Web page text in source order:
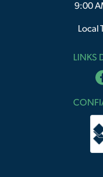
9:00
Local
LINKS